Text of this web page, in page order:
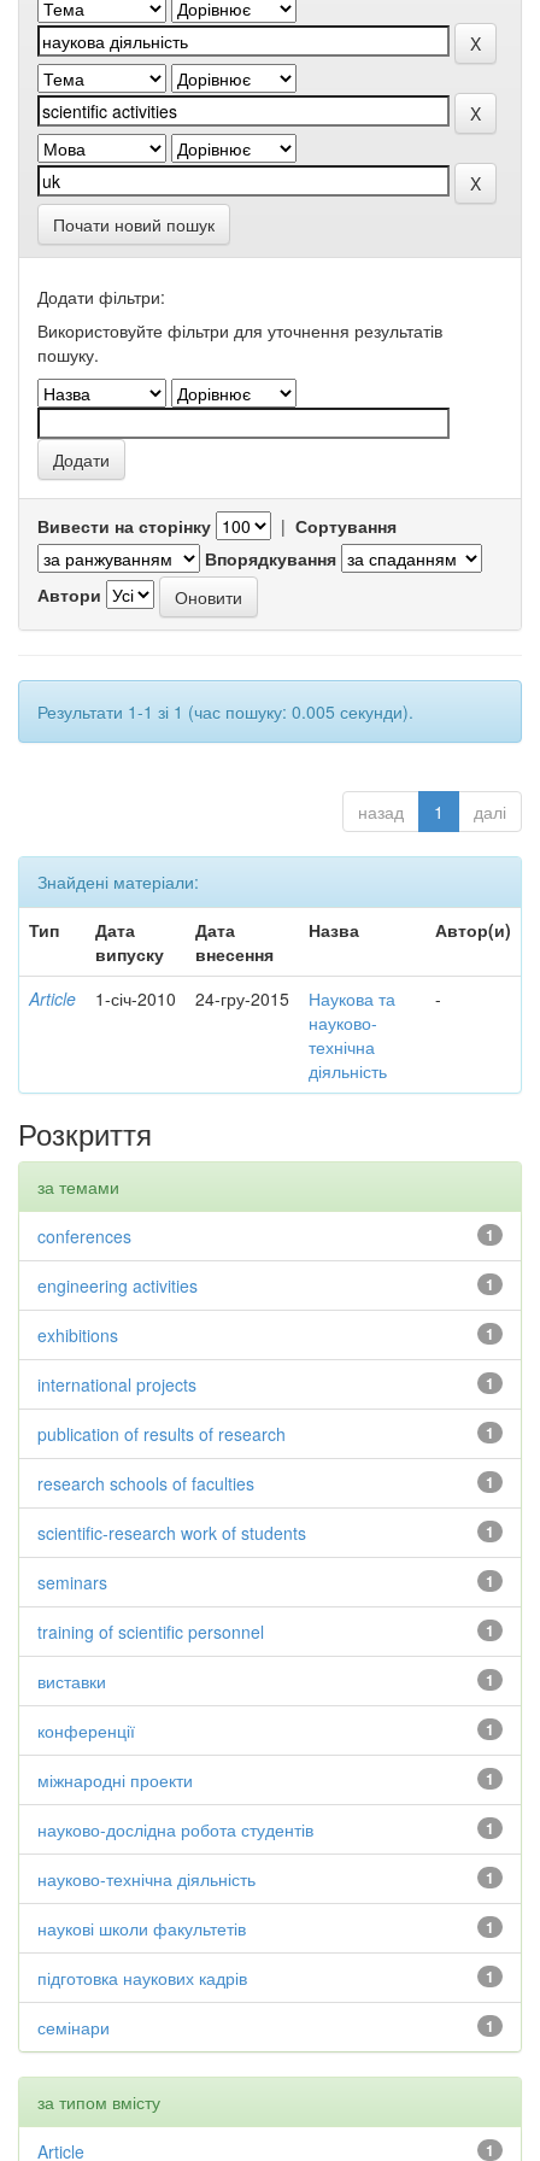
Почати новий пошук
Додати фільтри:
Використовуйте фільтри для уточнення результатів
пошуку.
Вивести на сторінку | Сортування
Впорядкування
Автори
Результати 1-1 зі 1 (час пошуку: 0.005 секунди).
назад 1 далі
Знайдені матеріали:
Тип
Дата
випуску
Дата
внесення
Назва Автор(и)
Article 1-січ-2010 24-гру-2015
Наукова та
науково-
технічна
діяльність
-
Розкриття
за темами
1
conferences
1
engineering activities
1
exhibitions
1
international projects
1
publication of results of research
1
research schools of faculties
1
scientific-research work of students
1
seminars
1
training of scientific personnel
1
виставки
1
конференції
1
міжнародні проекти
1
науково-дослідна робота студентів
1
науково-технічна діяльність
1
наукові школи факультетів
1
підготовка наукових кадрів
1
семінари
за типом вмісту
1
Article